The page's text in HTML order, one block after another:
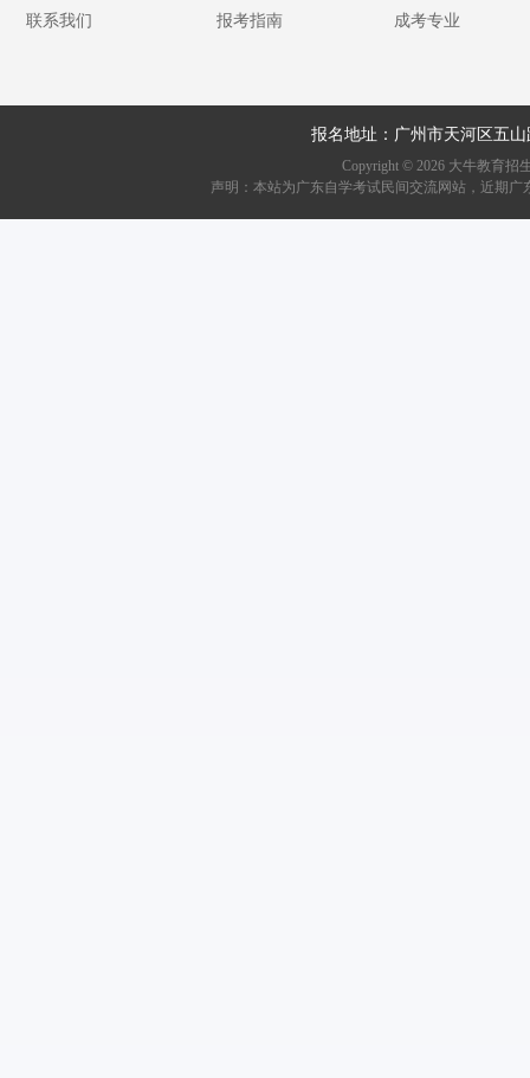
联系我们
报考指南
成考专业
报名地址：广州市天河区五
Copyright © 2026大牛教育招
声明：本站为广东自学考试民间交流网站，近期